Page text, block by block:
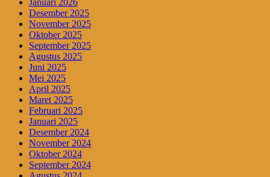
Desember 2025
November 2025
Oktober 2025
September 2025
Agustus 2025
Juni 2025
Mei 2025
April 2025
Maret 2025
Februari 2025
Januari 2025
Desember 2024
November 2024
Oktober 2024
September 2024